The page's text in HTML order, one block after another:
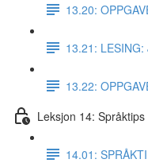
13.20:
13.21:
13.22:
Leksjon 14: Språktips
14.01: